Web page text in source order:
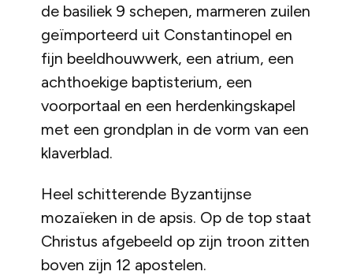
de basiliek 9 schepen, marmeren zuilen
geïmporteerd uit Constantinopel en
fijn beeldhouwwerk, een atrium, een
achthoekige baptisterium, een
voorportaal en een herdenkingskapel
met een grondplan in de vorm van een
klaverblad.
Heel schitterende Byzantijnse
mozaïeken in de apsis. Op de top staat
Christus afgebeeld op zijn troon zitten
boven zijn 12 apostelen.